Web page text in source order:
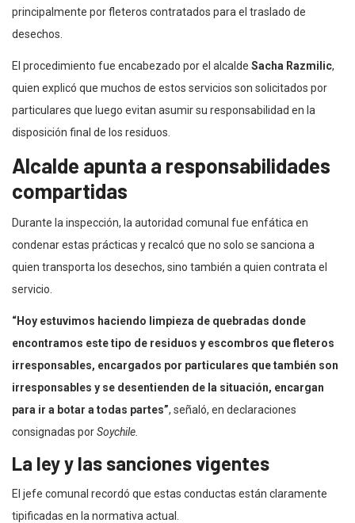
principalmente por fleteros contratados para el traslado de
desechos.
El procedimiento fue encabezado por el alcalde Sacha Razmilic,
quien explicó que muchos de estos servicios son solicitados por
particulares que luego evitan asumir su responsabilidad en la
disposición final de los residuos.
Alcalde apunta a responsabilidades
compartidas
Durante la inspección, la autoridad comunal fue enfática en
condenar estas prácticas y recalcó que no solo se sanciona a
quien transporta los desechos, sino también a quien contrata el
servicio.
“Hoy estuvimos haciendo limpieza de quebradas donde
encontramos este tipo de residuos y escombros que fleteros
irresponsables, encargados por particulares que también son
irresponsables y se desentienden de la situación, encargan
para ir a botar a todas partes”, señaló, en declaraciones
consignadas porSoychile.
La ley y las sanciones vigentes
El jefe comunal recordó que estas conductas están claramente
tipificadas en la normativa actual.